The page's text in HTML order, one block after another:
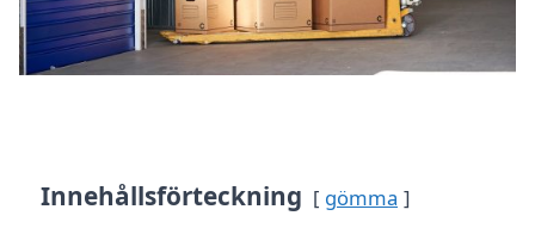
Innehållsförteckning gömma